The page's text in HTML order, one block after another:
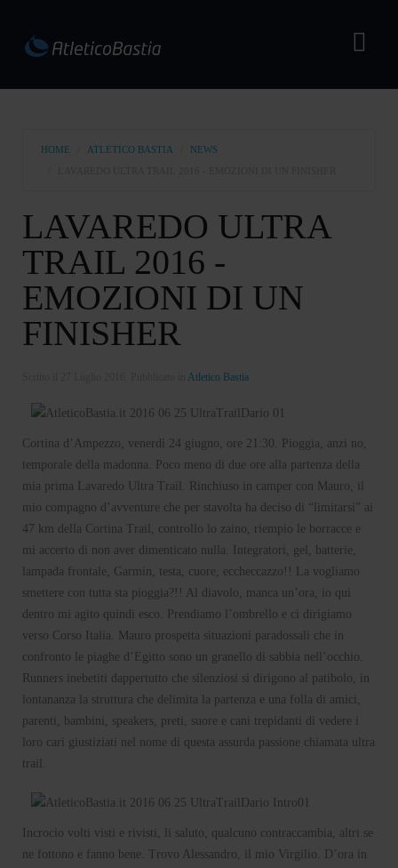
HOME ATLETICO BASTIA
NEWS
LAVAREDO ULTRA
TRAIL 2016 -
EMOZIONI DI UN
FINISHER
Atletico Bastia
Cortina d’Ampezzo, venerdì 24 giugno, ore 21:30. Pioggia, anzi no,
temporale della madonna. Poco meno di due ore alla partenza della
mia prima Lavaredo Ultra Trail. Rinchiuso in camper con Mauro, il
mio compagno d’avventure che per stavolta ha deciso di “limitarsi” ai
47 km della Cortina Trail, controllo lo zaino, riempio le borracce e
mi accerto di non aver dimenticato nulla. Integratori, gel, batterie,
lampada frontale, Garmin, testa, cuore, eccheccazzo!! La vogliamo
smettere con tutta sta pioggia?!! Al diavolo, manca un’ora, io qui
dentro mi agito quindi esco. Prendiamo l’ombrello e ci dirigiamo
verso Corso Italia. Mauro prospetta situazioni paradossali che in
confronto le piaghe d’Egitto sono un granello di sabbia nell’occhio.
Runners inebetiti dappertutto che silenziosi si dirigono al patibolo, in
lontananza la struttura che delimita la partenza e una folla di amici,
parenti, bambini, speakers, preti, suore e cani trepidanti di vedere i
loro cari giustiziati nel nome di questa assurda passione chiamata ultra
trail.
Incrocio volti visti e rivisti, li saluto, qualcuno contraccambia, altri se
ne fottono e fanno bene. Trovo Alessandro, il mio Virgilio. D’ora in